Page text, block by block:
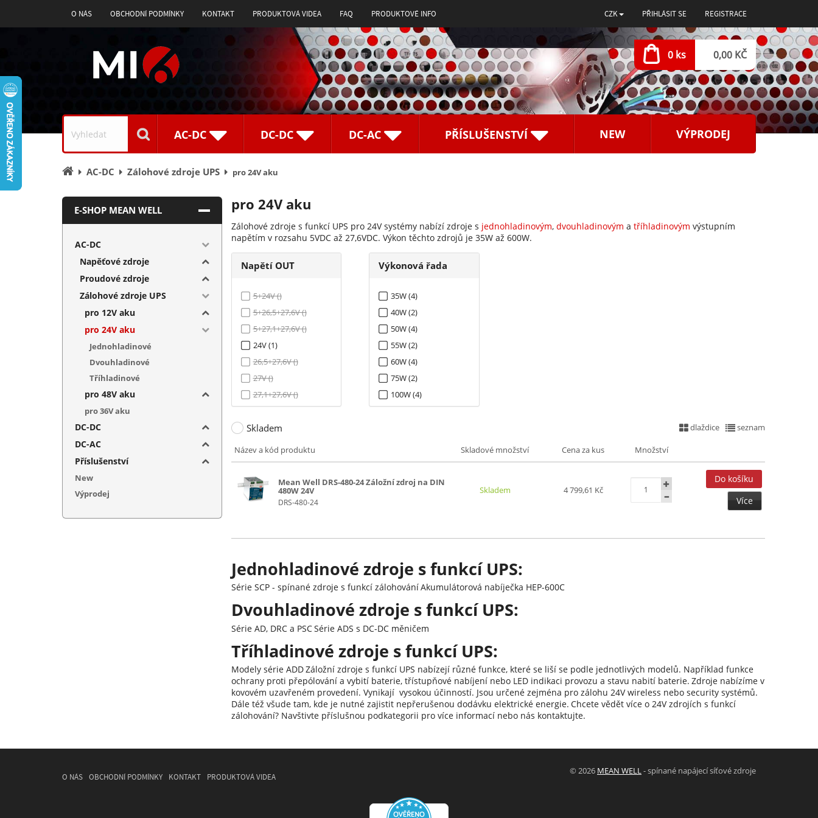
O NÁS OBCHODNÍ PODMÍNKY KONTAKT PRODUKTOVÁ VIDEA FAQ PRODUKTOVÉ INFO CZK PŘIHLÁSIT SE REGISTRACE
0 ks 0,00 KČ
Vyhledávání
AC-DC DC-DC DC-AC PŘÍSLUŠENSTVÍ NEW VÝPRODEJ
Úvodní
AC-DC Zálohové zdroje UPS pro 24V aku
pro 24V aku
Zálohové zdroje s funkcí UPS pro 24V systémy nabízí zdroje s jednohladinovým, dvouhladinovým a tříhladinovým výstupním
napětím v rozsahu 5VDC až 27,6VDC. Výkon těchto zdrojů je 35W až 600W.
Napětí OUT
5+24V ()
5+26,5+27,6V ()
5+27,1+27,6V ()
24V (1)
26,5+27,6V ()
27V ()
27,1+27,6V ()
27,6+27,6V ()
Výkonová řada
35W (4)
40W (2)
50W (4)
55W (2)
60W (4)
75W (2)
100W (4)
180W (2)
240W (3)
Skladem dlaždice seznam
Název a kód produktu Skladové množství Cena za kus Množství
Mean Well DRS-480-24 Záložní zdroj na DIN
480W 24V
DRS-480-24
Skladem 4 799,61 Kč
Více
Jednohladinové zdroje s funkcí UPS:
Série SCP - spínané zdroje s funkcí zálohováníAkumulátorová nabíječka HEP-600C
Dvouhladinové zdroje s funkcí UPS:
Série AD, DRC a PSCSérie ADS s DC-DC měničem
Tříhladinové zdroje s funkcí UPS:
Modely série ADDZáložní zdroje s funkcí UPS nabízejí různé funkce, které se liší se podle jednotlivých modelů. Například funkce
ochrany proti přepólování a vybití baterie, třístupňové nabíjení nebo LED indikaci provozu a stavu nabití baterie. Zdroje nabízíme v
kovovém uzavřeném provedení. Vynikají vysokou účinností. Jsou určené zejména pro zálohu 24V wireless nebo security systémů.
Dále též všude tam, kde je nutné zajistit nepřerušenou dodávku elektrické energie. Chcete vědět více o 24V zdrojích s funkcí
zálohování? Navštivte příslušnou podkategorii pro více informací nebo nás kontaktujte.
E-SHOP MEAN WELL
AC-DC
Napěťové zdroje
Proudové zdroje
Zálohové zdroje UPS
pro 12V aku
pro 24V aku
Jednohladinové
Dvouhladinové
Tříhladinové
pro 48V aku
pro 36V aku
DC-DC
DC-AC
Příslušenství
New
Výprodej
O NÁS OBCHODNÍ PODMÍNKY KONTAKT PRODUKTOVÁ VIDEA
© 2026 MEAN WELL- spínané napájecí síťové zdroje